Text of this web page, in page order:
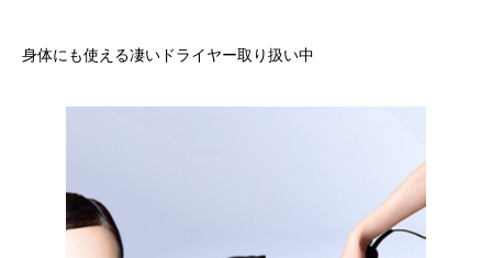
身体にも使える凄いドライヤー取り扱い中